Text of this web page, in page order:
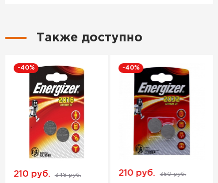
Также доступно
-40%
210 руб. 348 руб.
-40%
210 руб. 350 руб.